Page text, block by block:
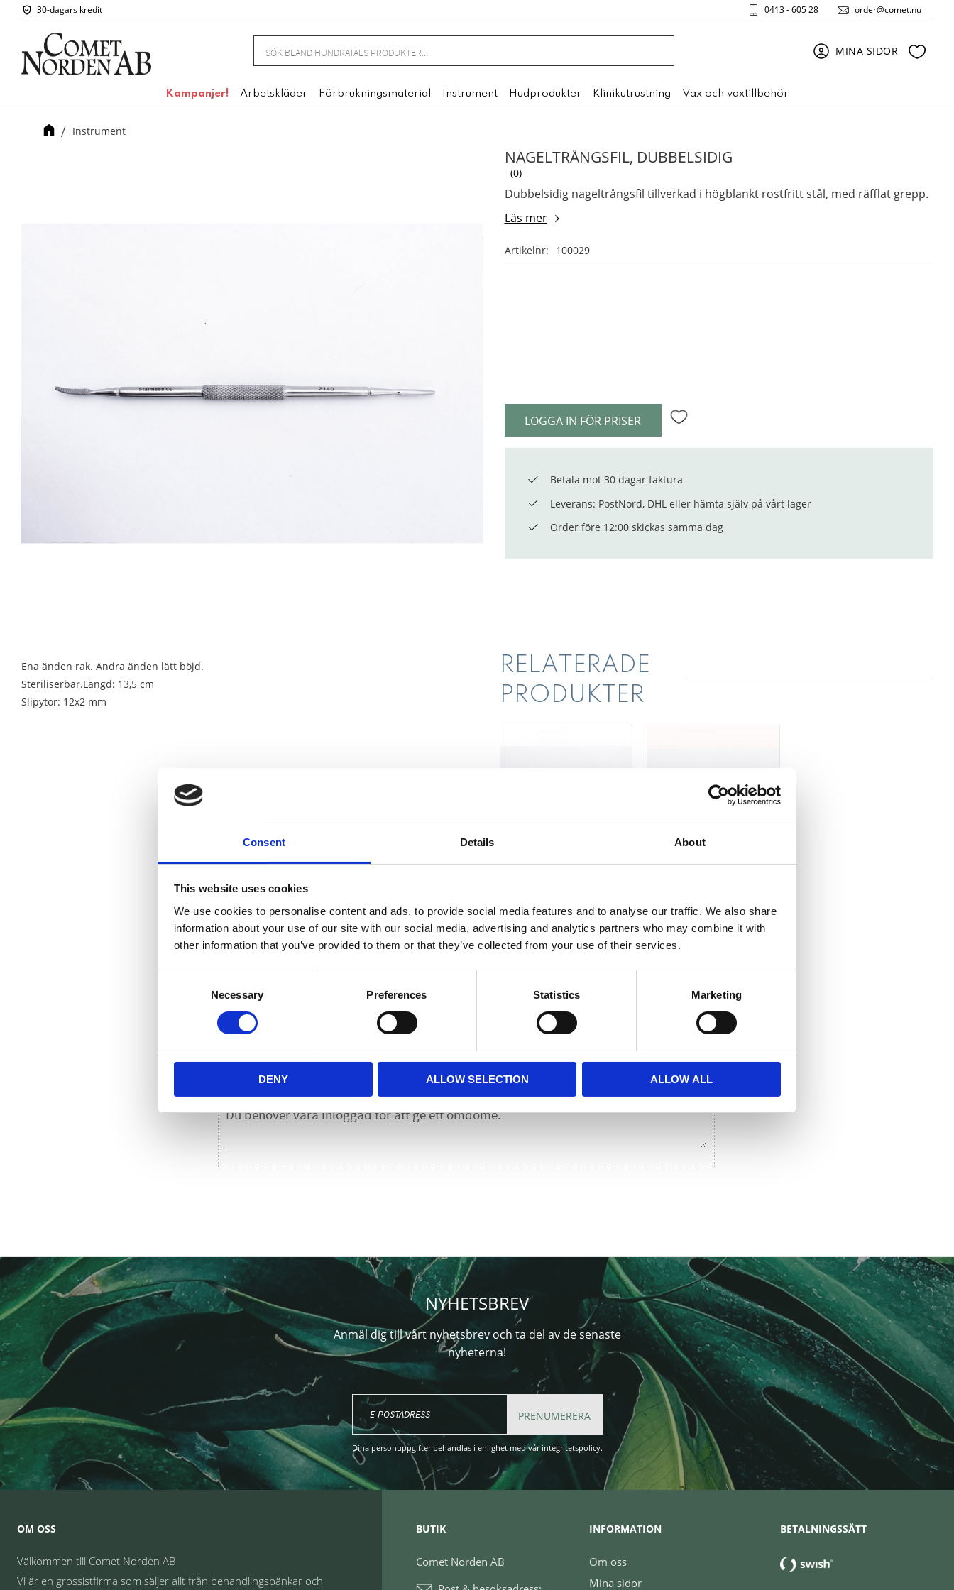
Consent Details About
This website uses cookies
We use cookies to personalise content and ads, to provide social media features and to analyse our traffic. We also share
information about your use of our site with our social media, advertising and analytics partners who may combine it with
other information that you’ve provided to them or that they’ve collected from your use of their services.
Necessary Preferences Statistics Marketing
DENY ALLOW SELECTION ALLOW ALL
30-dagars kredit 0413 - 605 28 order@comet.nu
MINA SIDOR
Kampanjer! Arbetskläder Förbrukningsmaterial Instrument Hudprodukter Klinikutrustning Vax och vaxtillbehör
Instrument
NAGELTRÅNGSFIL, DUBBELSIDIG
0
Dubbelsidig nageltrångsfil tillverkad i högblankt rostfritt stål, med räfflat grepp.
Läs mer
LOGGA IN FÖR PRISER Lägg till i favoriter
Artikelnr 100029
Betala mot 30 dagar faktura
Leverans: PostNord, DHL eller hämta själv på vårt lager
Order före 12:00 skickas samma dag
Ena änden rak. Andra änden lätt böjd.
Steriliserbar.Längd: 13,5 cm
Slipytor: 12x2 mm
RELATERADE
PRODUKTER
NYHETSBREV
Anmäl dig till vårt nyhetsbrev och ta del av de senaste
nyheterna!
PRENUMERERA
Dina personuppgifter behandlas i enlighet med vår integritetspolicy.
OM OSS
Välkommen till Comet Norden AB
Vi är en grossistfirma som säljer allt från behandlingsbänkar och
BUTIK
Comet Norden AB
INFORMATION
Om oss
Mina sidor
BETALNINGSSÄTT